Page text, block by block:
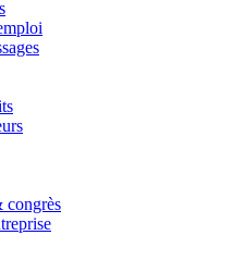
recherchez. Visitez le
congrès